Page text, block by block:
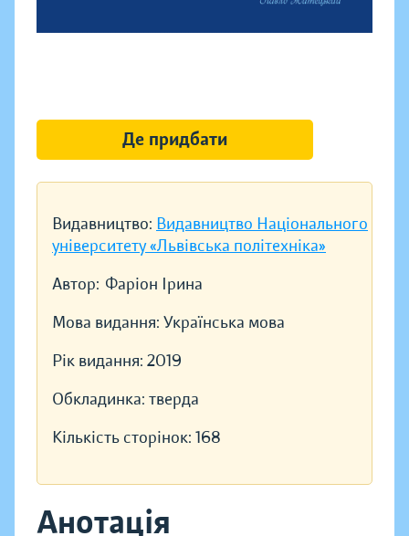
Видавництво: Видавництво Національного
університету «Львівська політехніка»
Автор: Фаріон Ірина
Мова видання: Українська мова
Рік видання: 2019
Обкладинка: тверда
Кількість сторінок: 168
Анотація
Де придбати